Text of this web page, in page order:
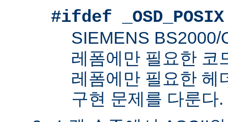
#ifdef _OSD_POSIX
SIEMENS BS2000/
레폼에만 필요한 코
레폼에만 필요한 헤
구현 문제를 다룬다.